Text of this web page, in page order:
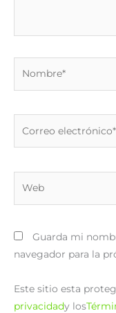
Guarda mi
navegador para la
Este sitio esta
privacidady los